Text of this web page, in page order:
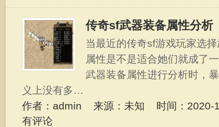
传奇sf武器装备属性分析
当最近的传奇sf游戏玩家选
属性是不是适合她们就成了
武器装备属性进行分析时，
义上没有多…
作者：admin 来源：未知 时间：
有评论